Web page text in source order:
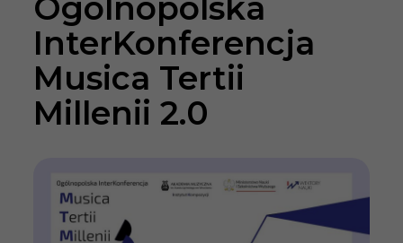
Ogólnopolska
InterKonferencja
Musica Tertii
Millenii 2.0